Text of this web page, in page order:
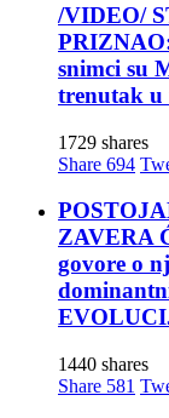
/VIDEO/
snimci su
trenutak u
1729 shares
Share 694
ZAVERA
govore o
1440 shares
Share 581